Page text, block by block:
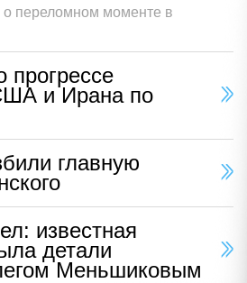
переломном моменте в
прогрессе
и Ирана по
главную
известная
детали
Меньшиковым